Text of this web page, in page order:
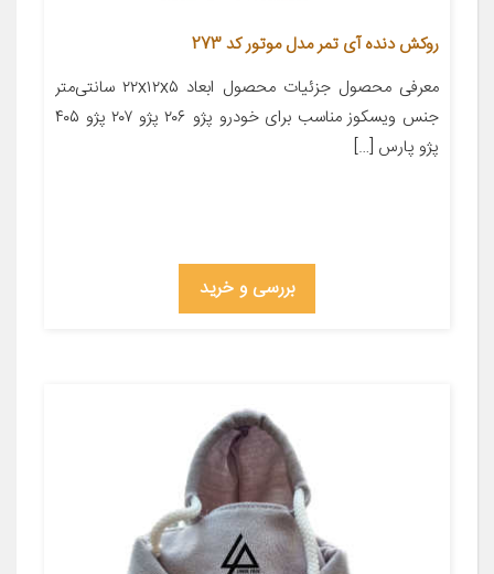
روکش دنده آی تمر مدل موتور کد 273
معرفی محصول جزئیات محصول ابعاد ۲۲x۱۲x۵ سانتی‌متر
جنس ویسکوز مناسب برای خودرو پژو ۲۰۶ پژو ۲۰۷ پژو ۴۰۵
پژو پارس […]
بررسی و خرید